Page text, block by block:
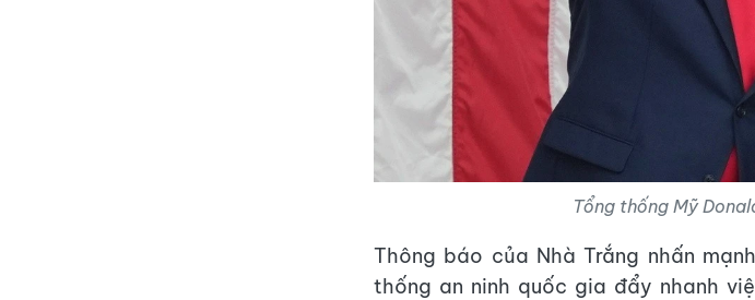
Tổng thống Mỹ
Thông báo của Nhà Trắng nhấn
thống an ninh quốc gia đẩy nhanh